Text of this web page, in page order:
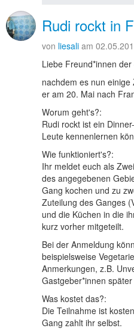
Rudi rockt in
von liesali am
Liebe Freund*innen
nachdem es nun
er am 20. Mai nach
Worum geht's?:
Rudi rockt ist ein
Leute kennenlernen
Wie funktioniert's?:
Ihr meldet euch als
des angegebenen
Gang kochen und zu
Zuteilung des Ganges
und die Küchen in die
kurz vorher mitgeteilt.
Bei der Anmeldung
beispielsweise
Anmerkungen, z.B.
Gastgeber*innen
Was kostet das?:
Die Teilnahme ist
Gang zahlt ihr selbst.